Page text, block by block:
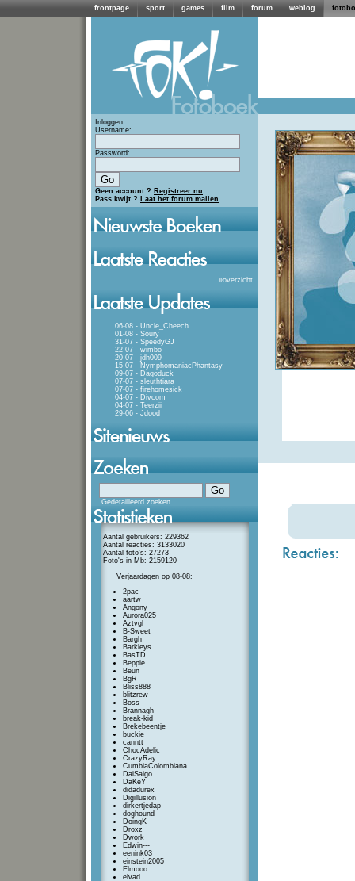
frontpage sport games film forum weblog
Inloggen:
Username:
Password:
Geen account ? Registreer nu
Pass kwijt ? Laat het forum mailen
»overzicht
06-08 - Uncle_Cheech
01-08 - Soury
31-07 - SpeedyGJ
22-07 - wimbo
20-07 - jdh009
15-07 - NymphomaniacPhantasy
09-07 - Dagoduck
07-07 - sleuthtiara
07-07 - firehomesick
04-07 - Divcom
04-07 - Teerzii
29-06 - Jdood
Gedetailleerd zoeken
Aantal gebruikers: 229362
Aantal reacties: 3133020
Aantal foto's: 27273
Foto's in Mb: 2159120
Verjaardagen op 08-08:
2pac
aartw
Angony
Aurora025
Aztvgl
B-Sweet
Bargh
Barkleys
BasTD
Beppie
Beun
BgR
Bliss888
blitzrew
Boss
Brannagh
break-kid
Brekebeentje
buckie
canntt
ChocAdelic
CrazyRay
CumbiaColombiana
DaiSaigo
DaKeY
didadurex
Digillusion
dirkertjedap
doghound
DoingK
Droxz
Dwork
Edwin---
eenink03
einstein2005
Elmooo
elvad